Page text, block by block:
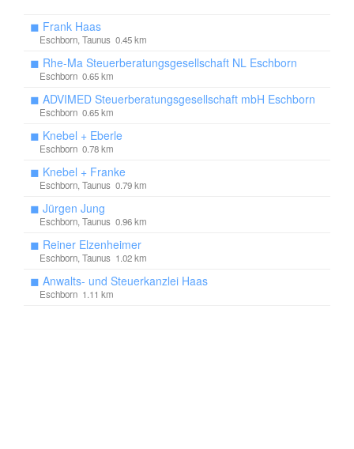
◼ Frank Haas
Eschborn, Taunus 0.45 km
◼ Rhe-Ma Steuerberatungsgesellschaft NL Eschborn
Eschborn 0.65 km
◼ ADVIMED Steuerberatungsgesellschaft mbH Eschborn
Eschborn 0.65 km
◼ Knebel + Eberle
Eschborn 0.78 km
◼ Knebel + Franke
Eschborn, Taunus 0.79 km
◼ Jürgen Jung
Eschborn, Taunus 0.96 km
◼ Reiner Elzenheimer
Eschborn, Taunus 1.02 km
◼ Anwalts- und Steuerkanzlei Haas
Eschborn 1.11 km